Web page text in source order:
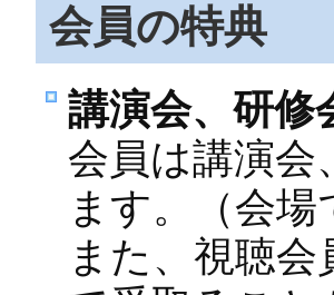
会員の特典
講演会、研修
会員は講演会
ます。（会
また、視聴